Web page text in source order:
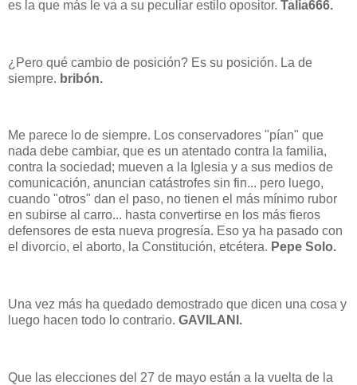
es la que más le va a su peculiar estilo opositor. Talia666.
¿Pero qué cambio de posición? Es su posición. La de
siempre. bribón.
Me parece lo de siempre. Los conservadores "pían" que
nada debe cambiar, que es un atentado contra la familia,
contra la sociedad; mueven a la Iglesia y a sus medios de
comunicación, anuncian catástrofes sin fin... pero luego,
cuando "otros" dan el paso, no tienen el más mínimo rubor
en subirse al carro... hasta convertirse en los más fieros
defensores de esta nueva progresía. Eso ya ha pasado con
el divorcio, el aborto, la Constitución, etcétera. Pepe Solo.
Una vez más ha quedado demostrado que dicen una cosa y
luego hacen todo lo contrario. GAVILANI.
Que las elecciones del 27 de mayo están a la vuelta de la